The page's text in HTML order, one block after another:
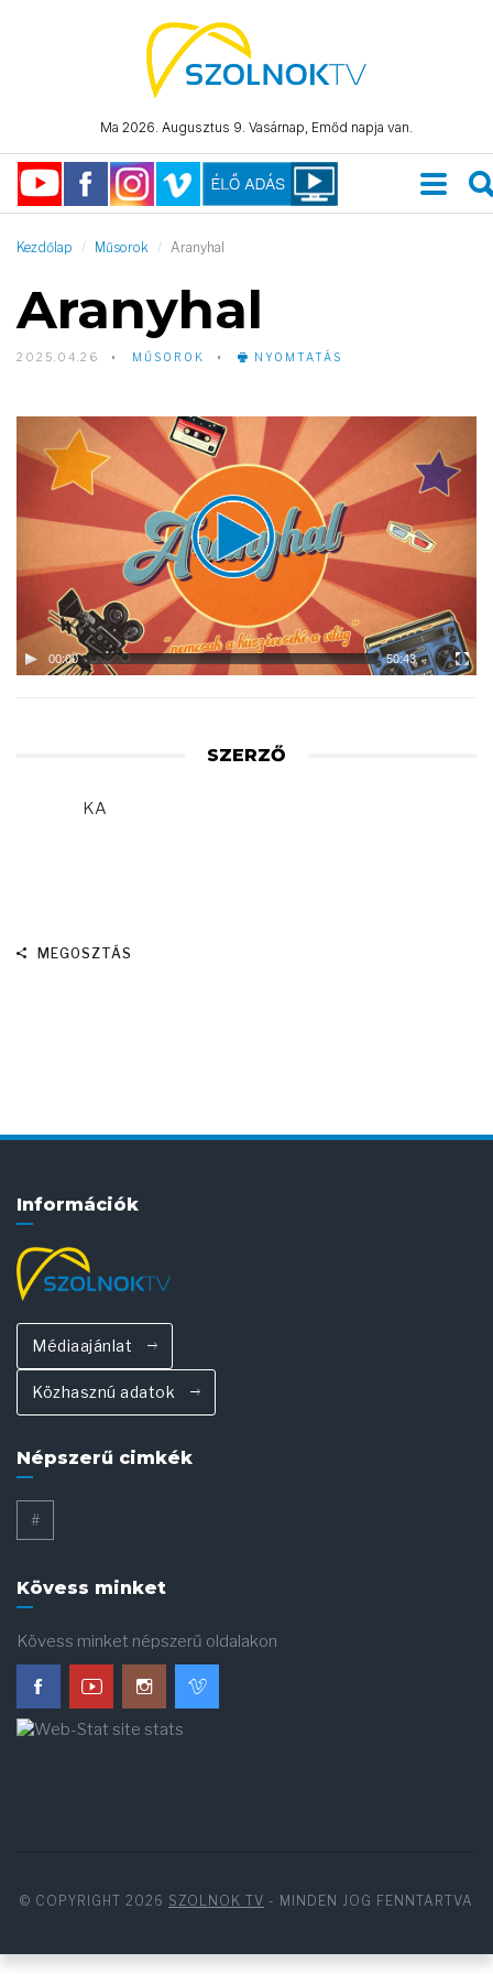
Ma 2026. Augusztus 9. Vasárnap, Emőd napja van.
Kezdőlap Műsorok Aranyhal
Aranyhal
2025.04.26 MŰSOROK NYOMTATÁS
Player
00:00 50:43
SZERZŐ
KA
MEGOSZTÁS
Információk
Médiaajánlat
Közhasznú adatok
Népszerű cimkék
#
Kövess minket
Kövess minket népszerű oldalakon
© COPYRIGHT 2026 SZOLNOK TV - MINDEN JOG FENNTARTVA